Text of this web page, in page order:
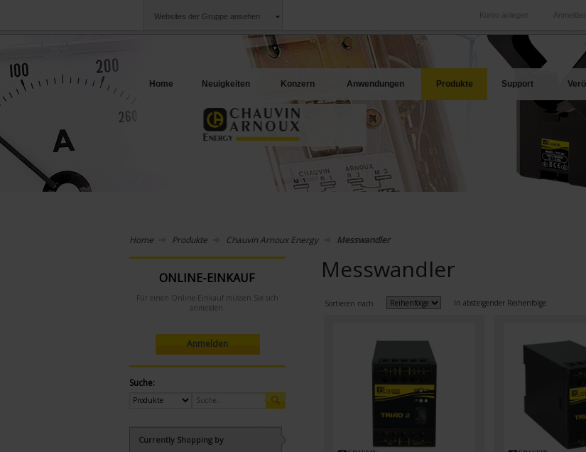
Websites der Gruppe ansehen Anmelden
Konto anlegen
Unternehmen
Ein Angebot für Ihren Bedarf
International
Unsere Tochtergesellschaften im Ausland
Home Neuigkeiten Konzern Anwendungen Produkte Support
Home Produkte Chauvin Arnoux Energy Messwandler
ONLINE-EINKAUF
Für einen Online-Einkauf müssen Sie sich
anmelden.
Anmelden
Suche:
Currently Shopping by
Messwandler
Sortieren nach In absteigender Reihenfolge